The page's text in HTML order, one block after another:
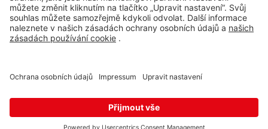
Sledujte nás na sociálních sitích
© 2026 Travel FREE a.s. Všechna práva vyhrazena.